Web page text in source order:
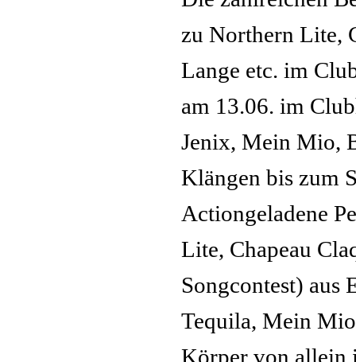
zu Northern Lite,
Lange etc. im
am 13.06. im
Jenix, Mein Mio,
Klängen bis zum
Actiongeladene
Lite, Chapeau
Songcontest) aus
Tequila, Mein
Körper von allein